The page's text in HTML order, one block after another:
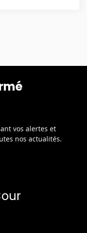
vos alertes et
nos actualités.